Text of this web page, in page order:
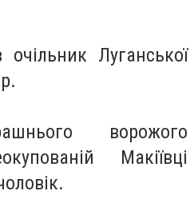
Луганської
ворожого
Макіївці